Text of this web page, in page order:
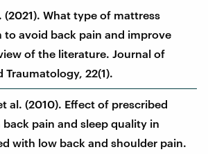
(2021). What type of mattress
to avoid back pain and improve
of the literature. Journal of
22(1).
al. (2010). Effect of prescribed
pain and sleep quality in
with low back and shoulder pain.